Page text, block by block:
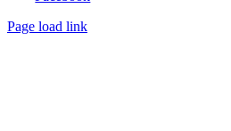
Page load link